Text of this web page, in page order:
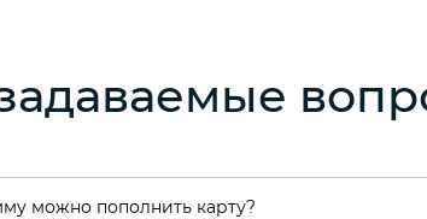
можно пополнить карту?